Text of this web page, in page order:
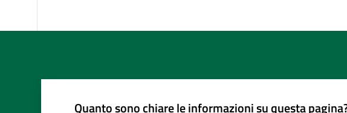
Quanto sono chiare le informazioni su questa